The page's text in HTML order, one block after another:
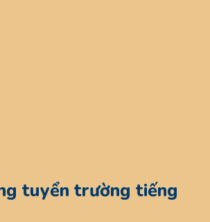
tuyển trường tiếng